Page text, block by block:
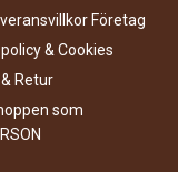
Företag
& Cookies
Retur
som